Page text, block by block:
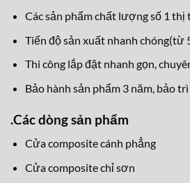
Tiến độ sản xuất nhanh chóng(từ
Thi công lắp đặt nhanh gọn,
Bảo hành sản phẩm 3 năm, bảo
Các dòng sản phẩm
Cửa composite cánh phẳng
Cửa composite chỉ sơn
Cửa composite trang trí nẹp nhôm